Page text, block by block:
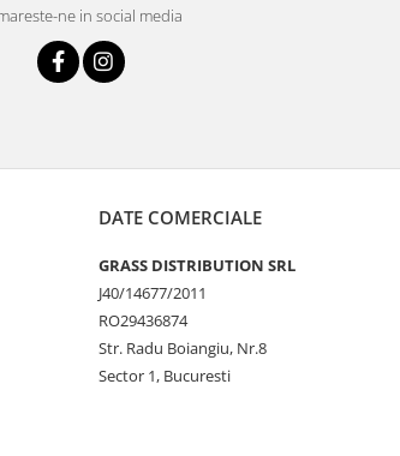
ne in social media
DATE COMERCIALE
GRASS DISTRIBUTION SRL
J40/14677/2011
RO29436874
Str. Radu Boiangiu, Nr.8
Sector 1, Bucuresti